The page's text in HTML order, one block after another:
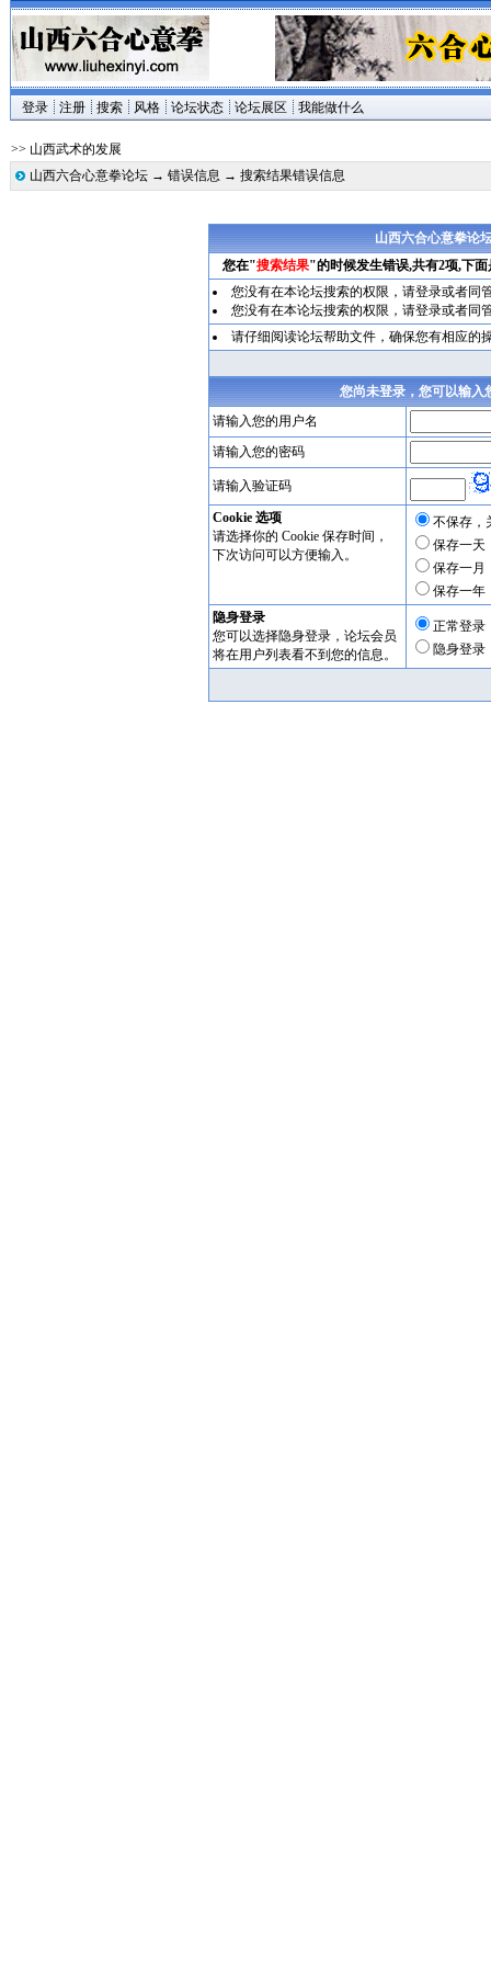
登录 注册 搜索 风格 论坛状态 论坛展区 我能做什么
>> 山西武术的发展
山西六合心意拳论坛→ 错误信息 → 搜索结果错误信息
山西六合心意拳论
您在"搜索结果"的时候发生错误,共有2项,下
您没有在本论坛搜索的权限，请登录或者同
您没有在本论坛搜索的权限，请登录或者同
请仔细阅读论坛帮助文件，确保您有相应的
您尚未登录，您可以输入
请输入您的用户名
请输入您的密码
请输入验证码
Cookie 选项
请选择你的 Cookie 保存时间，
下次访问可以方便输入。
不保存，
保存一天
保存一月
保存一年
隐身登录
您可以选择隐身登录，论坛会员
将在用户列表看不到您的信息。
正常登录
隐身登录